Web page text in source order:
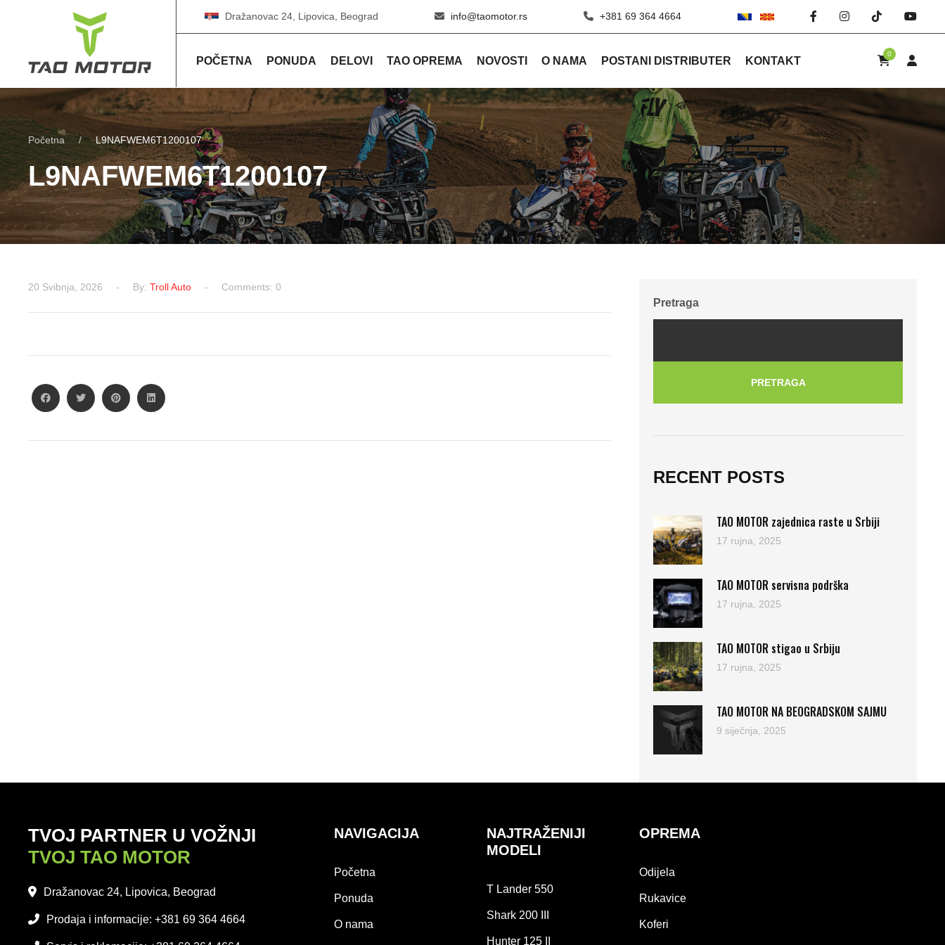
Dražanovac 24, Lipovica, Beograd info@taomotor.rs +381 69 364 4664
POČETNA PONUDA DELOVI TAO OPREMA NOVOSTI O NAMA POSTANI DISTRIBUTER KONTAKT
0
Početna L9NAFWEM6T1200107
L9NAFWEM6T1200107
20 Svibnja, 2026 By: Troll Auto Comments: 0
Pretraga
PRETRAGA
RECENT POSTS
TAO MOTOR zajednica raste u Srbiji
17 rujna, 2025
TAO MOTOR servisna podrška
17 rujna, 2025
TAO MOTOR stigao u Srbiju
17 rujna, 2025
TAO MOTOR NA BEOGRADSKOM SAJMU
9 siječnja, 2025
TVOJ PARTNER U VOŽNJI
TVOJ TAO MOTOR
Dražanovac 24, Lipovica, Beograd
Prodaja i informacije: +381 69 364 4664
NAVIGACIJA
Početna
Ponuda
O nama
NAJTRAŽENIJI
MODELI
T Lander 550
Shark 200 III
Hunter 125 II
OPREMA
Odijela
Rukavice
Koferi